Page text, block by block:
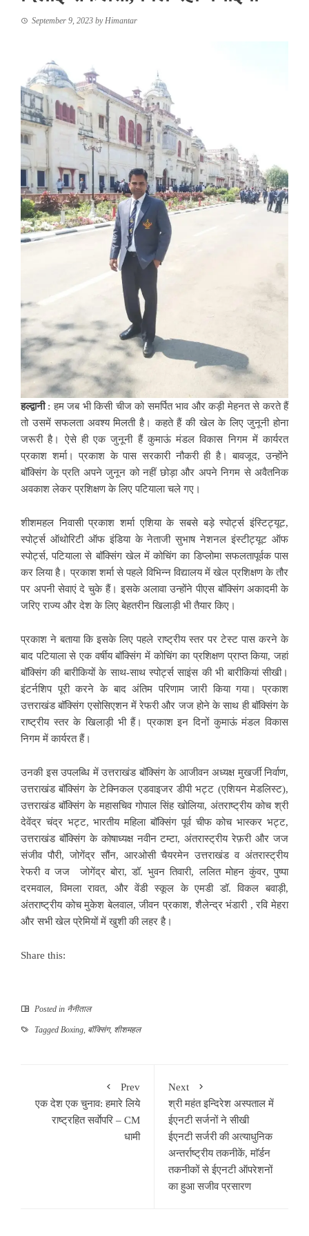
September 9, 2023 byHimantar
हल्द्वानी: हम जब भी किसी चीज को समर्पित भाव और कड़ी मेहनत से करते हैं
तो उसमें सफलता अवश्य मिलती है। कहते हैं की खेल के लिए जुनूनी होना
जरूरी है। ऐसे ही एक जुनूनी हैं कुमाऊं मंडल विकास निगम में कार्यरत
प्रकाश शर्मा। प्रकाश के पास सरकारी नौकरी ही है। बावजूद, उन्होंने
बॉक्सिंग के प्रति अपने जुनून को नहीं छोड़ा और अपने निगम से अवैतनिक
अवकाश लेकर प्रशिक्षण के लिए पटियाला चले गए।
शीशमहल निवासी प्रकाश शर्मा एशिया के सबसे बड़े स्पोर्ट्स इंस्टिट्यूट,
स्पोर्ट्स ऑथोरिटी ऑफ इंडिया के नेताजी सुभाष नेशनल इंस्टीट्यूट ऑफ
स्पोर्ट्स, पटियाला से बॉक्सिंग खेल में कोचिंग का डिप्लोमा सफलतापूर्वक पास
कर लिया है। प्रकाश शर्मा से पहले विभिन्न विद्यालय में खेल प्रशिक्षण के तौर
पर अपनी सेवाएं दे चुके हैं। इसके अलावा उन्होंने पीएस बॉक्सिंग अकादमी के
जरिए राज्य और देश के लिए बेहतरीन खिलाड़ी भी तैयार किए।
प्रकाश ने बताया कि इसके लिए पहले राष्ट्रीय स्तर पर टेस्ट पास करने के
बाद पटियाला से एक वर्षीय बॉक्सिंग में कोचिंग का प्रशिक्षण प्राप्त किया, जहां
बॉक्सिंग की बारीकियों के साथ-साथ स्पोर्ट्स साइंस की भी बारीकियां सीखी।
इंटर्नशिप पूरी करने के बाद अंतिम परिणाम जारी किया गया। प्रकाश
उत्तराखंड बॉक्सिंग एसोसिएशन में रेफरी और जज होने के साथ ही बॉक्सिंग के
राष्ट्रीय स्तर के खिलाड़ी भी हैं। प्रकाश इन दिनों कुमाऊं मंडल विकास
निगम में कार्यरत हैं।
उनकी इस उपलब्धि में उत्तराखंड बॉक्सिंग के आजीवन अध्यक्ष मुखर्जी निर्वाण,
उत्तराखंड बॉक्सिंग के टेक्निकल एडवाइजर डीपी भट्ट (एशियन मेडलिस्ट),
उत्तराखंड बॉक्सिंग के महासचिव गोपाल सिंह खोलिया, अंतराष्ट्रीय कोच श्री
देवेंद्र चंद्र भट्ट, भारतीय महिला बॉक्सिंग पूर्व चीफ कोच भास्कर भट्ट,
उत्तराखंड बॉक्सिंग के कोषाध्यक्ष नवीन टम्टा, अंतरास्ट्रीय रेफ़री और जज
संजीव पौरी, जोगेंद्र सौंन, आरओसी चैयरमेन उत्तराखंड व अंतरास्ट्रीय
रेफरी व जज जोगेंद्र बोरा, डॉ. भुवन तिवारी, ललित मोहन कुंवर, पुष्पा
दरमवाल, विमला रावत, और वेंडी स्कूल के एमडी डॉ. विकल बवाड़ी,
अंतराष्ट्रीय कोच मुकेश बेलवाल, जीवन प्रकाश, शैलेन्द्र भंडारी , रवि मेहरा
और सभी खेल प्रेमियों में खुशी की लहर है।
Share this:
Posted in नैनीताल
Tagged Boxing, बॉक्सिंग, शीशमहल
Prev
एक देश एक चुनाव: हमारे लिये
राष्ट्रहित सर्वाेपरि – CM
धामी
Next
श्री महंत इन्दिरेश अस्पताल में
ईएनटी सर्जनों ने सीखी
ईएनटी सर्जरी की अत्याधुनिक
अन्तर्राष्ट्रीय तकनीकें, माॅर्डन
तकनीकों से ईएनटी ऑपरेशनों
का हुआ सजीव प्रसारण